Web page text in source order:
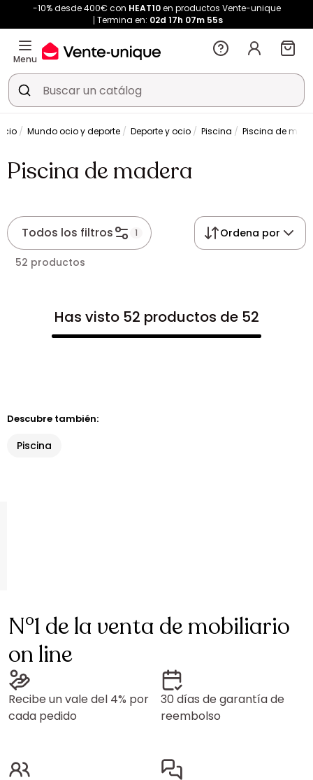
-10% desde 400€ con HEAT10en productos Vente-unique
Termina en: 02d 17h 07m 54s
Menu
Mundo ocio y deporte Deporte y ocio Piscina Piscina de
Piscina de madera
Todos los filtros 1 Ordena por
52 productos
Has visto 52 productos de 52
Descubre también:
Piscina
N°1 de la venta de mobiliario
on line
Recibe un vale del 4% por
cada pedido
30 días de garantía de
reembolso